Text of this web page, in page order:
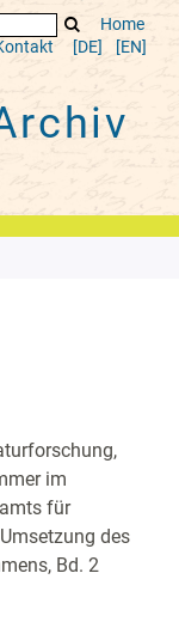
Home
[DE] [EN]
im
für
des
Bd. 2